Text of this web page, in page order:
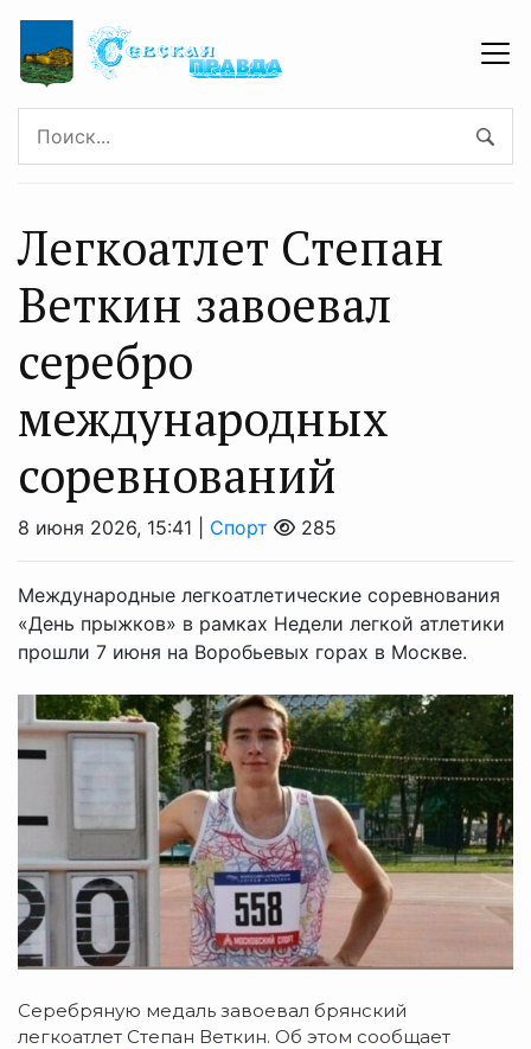
Легкоатлет Степан
Веткин завоевал
серебро
международных
соревнований
8 июня 2026, 15:41 | Спорт 285
Международные легкоатлетические соревнования
«День прыжков» в рамках Недели легкой атлетики
прошли 7 июня на Воробьевых горах в Москве.
Серебряную медаль завоевал брянский
легкоатлет Степан Веткин. Об этом сообщает